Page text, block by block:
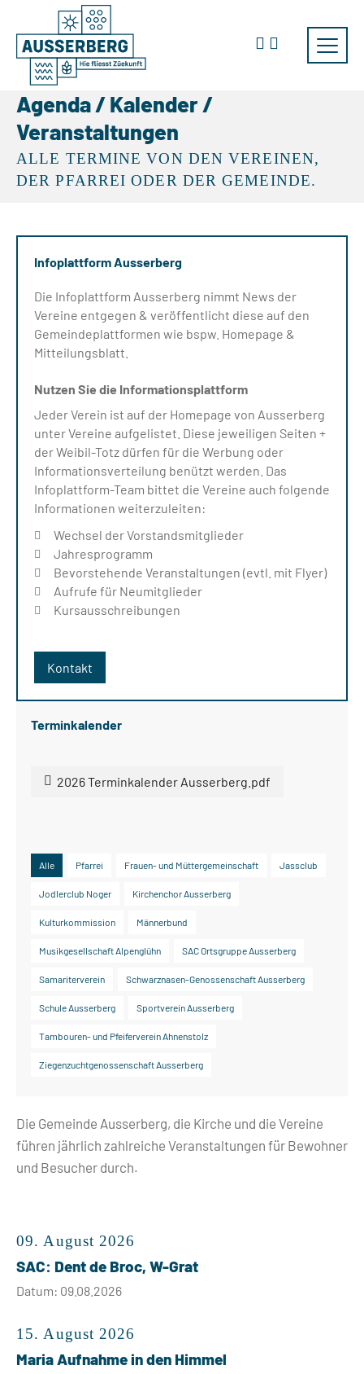
Agenda / Kalender /
Veranstaltungen
ALLE TERMINE VON DEN VEREINEN,
DER PFARREI ODER DER GEMEINDE.
Infoplattform Ausserberg
Die Infoplattform Ausserberg nimmt News der
Vereine entgegen & veröffentlicht diese auf den
Gemeindeplattformen wie bspw. Homepage &
Mitteilungsblatt.
Nutzen Sie die Informationsplattform
Jeder Verein ist auf der Homepage von Ausserberg
unter Vereine aufgelistet. Diese jeweiligen Seiten +
der Weibil-Totz dürfen für die Werbung oder
Informationsverteilung benützt werden. Das
Infoplattform-Team bittet die Vereine auch folgende
Informationen weiterzuleiten:
Wechsel der Vorstandsmitglieder
Jahresprogramm
Bevorstehende Veranstaltungen (evtl. mit Flyer)
Aufrufe für Neumitglieder
Kursausschreibungen
Kontakt
Terminkalender
2026 Terminkalender Ausserberg.pdf
Alle Pfarrei Frauen- und Müttergemeinschaft Jassclub
Jodlerclub Noger Kirchenchor Ausserberg
Kulturkommission Männerbund
Musikgesellschaft Alpenglühn SAC Ortsgruppe Ausserberg
Samariterverein Schwarznasen-Genossenschaft Ausserberg
Schule Ausserberg Sportverein Ausserberg
Tambouren- und Pfeiferverein Ahnenstolz
Ziegenzuchtgenossenschaft Ausserberg
Die Gemeinde Ausserberg, die Kirche und die Vereine
führen jährlich zahlreiche Veranstaltungen für Bewohner
und Besucher durch.
09. August 2026
SAC: Dent de Broc, W-Grat
Datum: 09.08.2026
15. August 2026
Maria Aufnahme in den Himmel